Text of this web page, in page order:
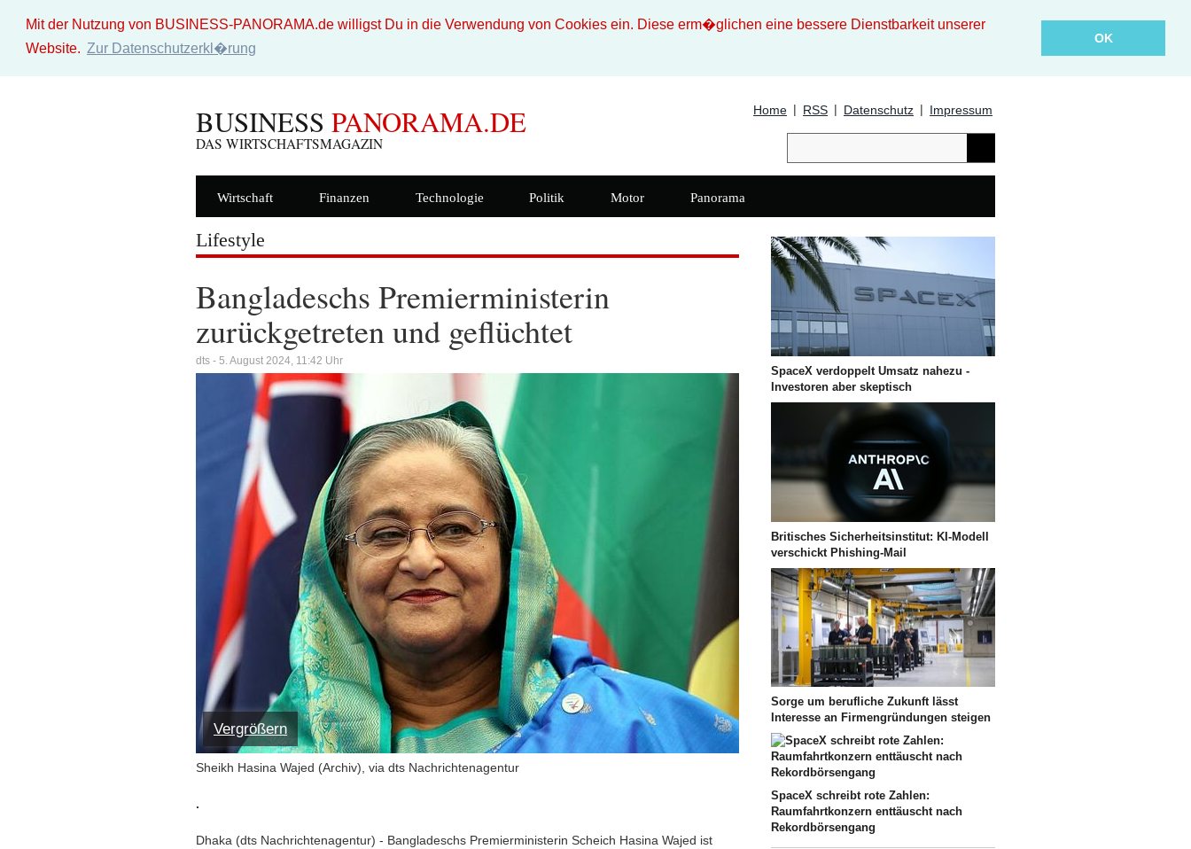
Mit der Nutzung von BUSINESS-PANORAMA.de willigst Du in die Verwendung von Cookies ein. Diese erm�glichen eine bessere Dienstbarkeit unserer
Website. Zur Datenschutzerkl�rung
OK
BUSINESS PANORAMA.DE
DAS WIRTSCHAFTSMAGAZIN
Home | RSS | Datenschutz | Impressum
Wirtschaft Finanzen Technologie Politik Motor Panorama
Lifestyle
Bangladeschs Premierministerin
zurückgetreten und geflüchtet
dts - 5. August 2024, 11:42 Uhr
Vergrößern
Sheikh Hasina Wajed (Archiv), via dts Nachrichtenagentur
.
Dhaka (dts Nachrichtenagentur) - Bangladeschs Premierministerin Scheich Hasina Wajed ist
SpaceX verdoppelt Umsatz nahezu -
Investoren aber skeptisch
Britisches Sicherheitsinstitut: KI-Modell
verschickt Phishing-Mail
Sorge um berufliche Zukunft lässt
Interesse an Firmengründungen steigen
SpaceX schreibt rote Zahlen:
Raumfahrtkonzern enttäuscht nach
Rekordbörsengang